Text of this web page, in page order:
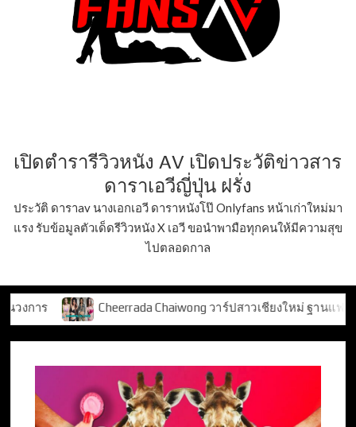
เปิดตำรารีวิวหนัง AV เปิดประวัติข่าวสาร
ดาราเอวีญี่ปุ่น ฝรั่ง
ประวัติ ดาราav นางเอกเอวี ดาราหนังโป๊ Onlyfans หน้าเก่าใหม่มา
แรง รับข้อมูลตัวเด็ดรีวิวหนัง X เอวี ขอนำพามือทุกคนให้มีความสุข
ไปตลอดกาล
Cheerrada Chaiwong วาร์ปสาวเชียงใหม่ ฐานแฟน TikTok 2 แสน+